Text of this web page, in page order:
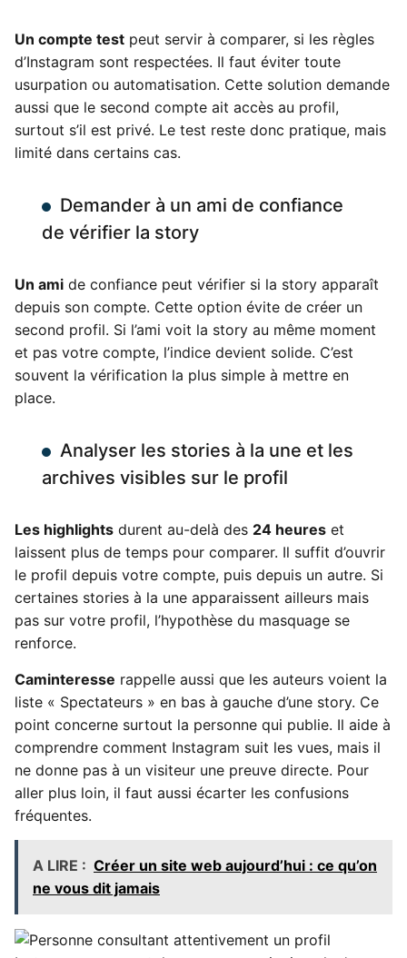
Un compte test peut servir à comparer, si les règles
d’Instagram sont respectées. Il faut éviter toute
usurpation ou automatisation. Cette solution demande
aussi que le second compte ait accès au profil,
surtout s’il est privé. Le test reste donc pratique, mais
limité dans certains cas.
Demander à un ami de confiance
de vérifier la story
Un ami de confiance peut vérifier si la story apparaît
depuis son compte. Cette option évite de créer un
second profil. Si l’ami voit la story au même moment
et pas votre compte, l’indice devient solide. C’est
souvent la vérification la plus simple à mettre en
place.
Analyser les stories à la une et les
archives visibles sur le profil
Les highlights durent au-delà des 24 heures et
laissent plus de temps pour comparer. Il suffit d’ouvrir
le profil depuis votre compte, puis depuis un autre. Si
certaines stories à la une apparaissent ailleurs mais
pas sur votre profil, l’hypothèse du masquage se
renforce.
Caminteresse rappelle aussi que les auteurs voient la
liste « Spectateurs » en bas à gauche d’une story. Ce
point concerne surtout la personne qui publie. Il aide à
comprendre comment Instagram suit les vues, mais il
ne donne pas à un visiteur une preuve directe. Pour
aller plus loin, il faut aussi écarter les confusions
fréquentes.
A LIRE : Créer un site web aujourd’hui : ce qu’on
ne vous dit jamais